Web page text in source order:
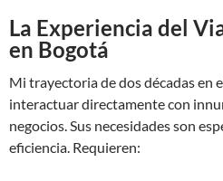
La Experiencia del
en Bogotá
Mi trayectoria de dos décadas en
interactuar directamente con
negocios. Sus necesidades son
eficiencia. Requieren: